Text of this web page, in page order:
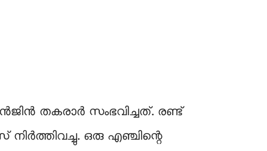
തകരാർ സംഭവിച്ചത്. രണ്ട്
ഒരു എഞ്ചിന്റെ